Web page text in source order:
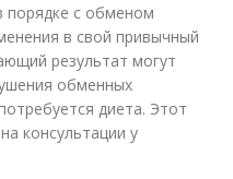
порядке с обменом
в свой привычный
результат могут
обменных
диета. Этот
консультации у